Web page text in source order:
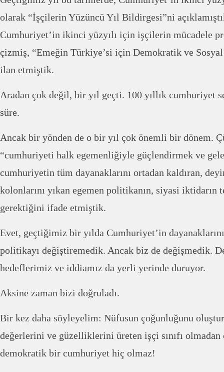
olarak “İşçilerin Yüzüncü Yıl Bildirgesi”ni
Cumhuriyet’in ikinci yüzyılı için işçilerin mücadele
çizmiş, “Emeğin Türkiye’si için Demokratik ve
ilan etmiştik.
Aradan çok değil, bir yıl geçti. 100 yıllık cumhuriyet
süre.
Ancak bir yönden de o bir yıl çok önemli bir dönem.
“cumhuriyeti halk egemenliğiyle güçlendirmek ve
cumhuriyetin tüm dayanaklarını ortadan kaldıran,
kolonlarını yıkan egemen politikanın, siyasi
gerektiğini ifade etmiştik.
Evet, geçtiğimiz bir yılda Cumhuriyet’in
politikayı değiştiremedik. Ancak biz de değişmedik.
hedeflerimiz ve iddiamız da yerli yerinde duruyor.
Aksine zaman bizi doğruladı.
Bir kez daha söyleyelim: Nüfusun çoğunluğunu
değerlerini ve güzelliklerini üreten işçi sınıfı
demokratik bir cumhuriyet hiç olmaz!